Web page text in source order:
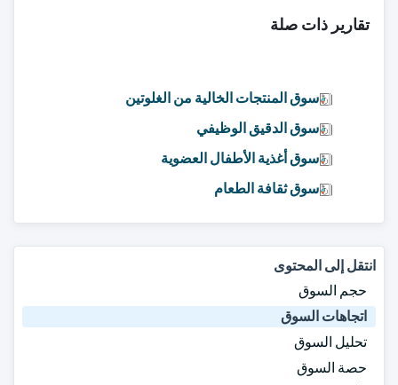
تقارير ذات صلة
سوق المنتجات الخالية من الغلوتين
سوق الدقيق الوظيفي
سوق أغذية الأطفال العضوية
سوق ثقافة الطعام
انتقل إلى المحتوى
حجم السوق
اتجاهات السوق
تحليل السوق
حصة السوق